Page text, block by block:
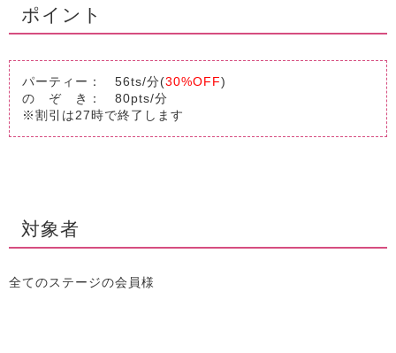
ポイント
パーティー： 56ts/分(30%OFF)
の ぞ き： 80pts/分
※割引は27時で終了します
対象者
全てのステージの会員様